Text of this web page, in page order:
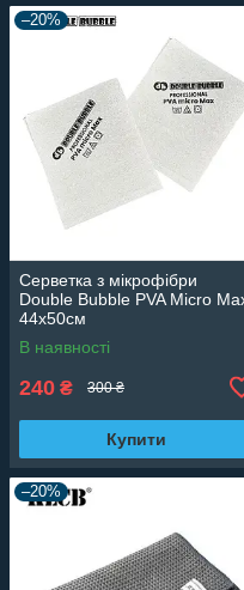
–20%
Серветка з мікрофібри
Double Bubble PVA Micro
44х50см
В наявності
240 ₴ 300 ₴
Купити
–20%